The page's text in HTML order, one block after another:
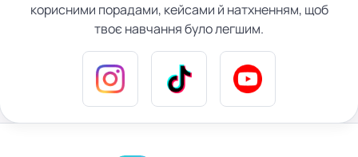
корисними порадами, кейсами й натхненням, щоб
твоє навчання було легшим.